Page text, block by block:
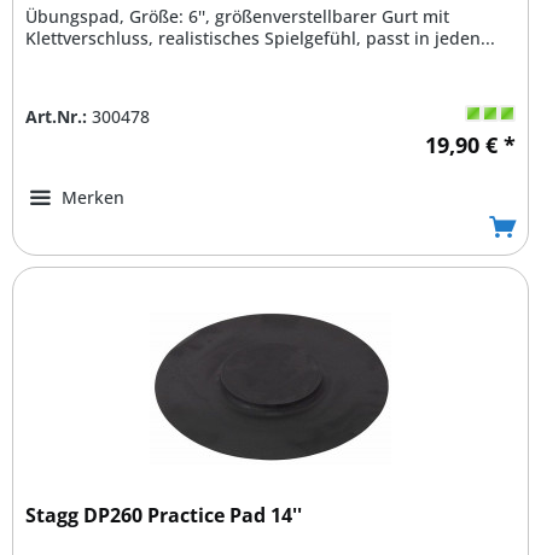
Übungspad, Größe: 6'', größenverstellbarer Gurt mit
Klettverschluss, realistisches Spielgefühl, passt in jeden...
Art.Nr.: 300478
19,90 € *
Merken
Stagg DP260 Practice Pad 14''